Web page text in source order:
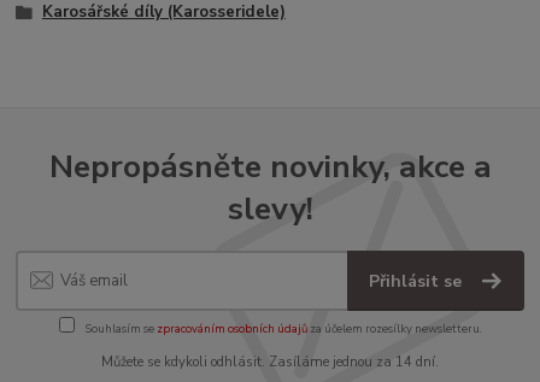
Karosářské díly (Karosseridele)
Nepropásněte novinky, akce a
slevy!
Přihlásit se
Souhlasím se zpracováním osobních údajůza účelem rozesílky newsletteru.
Můžete se kdykoli odhlásit. Zasíláme jednou za 14 dní.